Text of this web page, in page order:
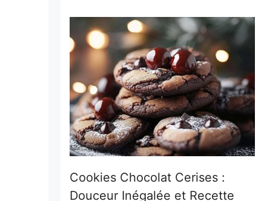
Cookies Chocolat Cerises :
Douceur Inégalée et Recette